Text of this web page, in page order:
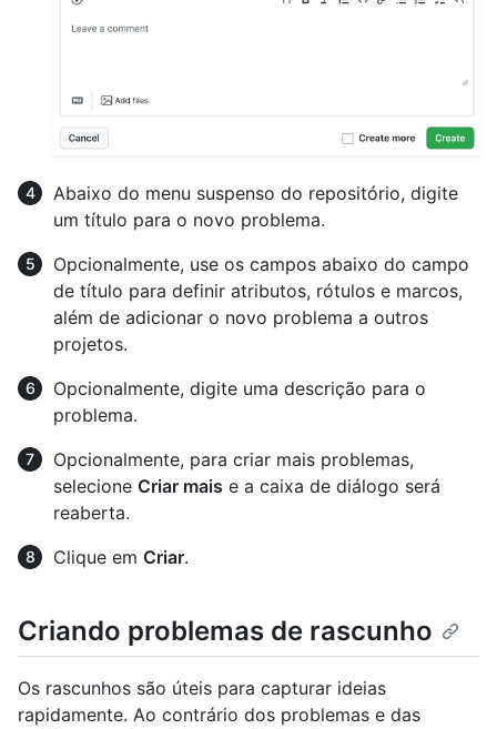
Abaixo do menu suspenso do repositório, digite
um título para o novo problema.
Opcionalmente, use os campos abaixo do campo
de título para definir atributos, rótulos e marcos,
além de adicionar o novo problema a outros
projetos.
Opcionalmente, digite uma descrição para o
problema.
Opcionalmente, para criar mais problemas,
selecione Criar mais e a caixa de diálogo será
reaberta.
Clique em Criar.
Criando problemas de rascunho
Os rascunhos são úteis para capturar ideias
rapidamente. Ao contrário dos problemas e das